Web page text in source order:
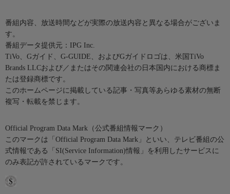
番組内容、放送時間などが実際の放送内容と異なる場合がございま
す。
番組データ提供元：IPG Inc.
TiVo、Gガイド、G-GUIDE、およびGガイドロゴは、米国TiVo
Brands LLCおよび／またはその関連会社の日本国内における商標ま
たは登録商標です。
このホームページに掲載している記事・写真等あらゆる素材の無断
複写・転載を禁じます。
Official Program Data Mark（公式番組情報マーク）
このマークは「Official Program Data Mark」といい、テレビ番組の公
式情報である「SI(Service Information)情報」を利用したサービスに
のみ表記が許されているマークです。